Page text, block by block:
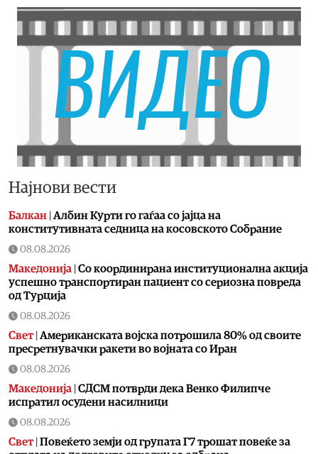
Најнови вести
Балкан Албин Курти го гаѓаа со јајца на
конститутивната седница на косовското Собрание
08.08.2026
Македонија Со координирана институционална акција
успешно транспортиран пациент со сериозна повреда
од Турција
08.08.2026
Свет| Американската војска потрошила 80% од своите
пресретнувачки ракети во војната со Иран
08.08.2026
Македонија СДСМ потврди дека Венко Филипче
испратил осудени насилници
08.08.2026
Свет| Повеќето земји од групата Г7 трошат повеќе за